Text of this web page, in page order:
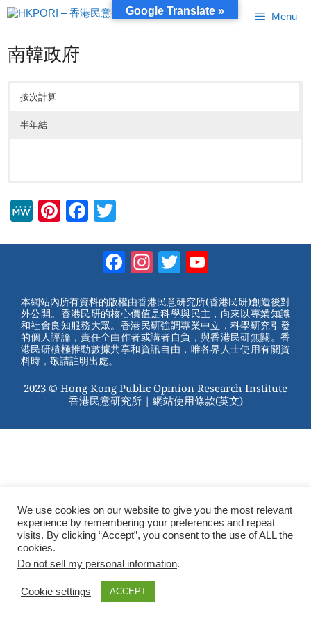
跳
至
容
Menu
南韓政府
按次計算
半年結
M
Pi
st
F
b
o
o
k
tt
er
Facebook
Instagram
Twitter
本網站內所有資料的版權由香港民意研究所(香港民研)創造後對
外公開。香港民研的核心價值是科學與民主，向來以專業知識
和社會良知服務大眾。香港民研強調專業中立，科學研究引發
的個人評論，責任全由作者或講者自負，與香港民研無關。香
港民研積極推動數據共享和資訊自由，唯各界人士使用有關資
料時，敬請註明出處。
2023 © Hong Kong Public Opinion Research Institute
香港民意研究所 | 網站使用條款(英文)
We use cookies on our website to give you the most relevant
experience by remembering your preferences and repeat
visits. By clicking “Accept”, you consent to the use of ALL the
cookies.
Do not sell my personal information
Cookie settings ACCEPT
Google Translate »